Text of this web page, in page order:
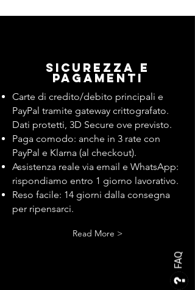
FAQ
Sicurezza e
pagamenti
Carte di credito/debito principali e
PayPal tramite gateway crittografato.
Dati protetti, 3D Secure ove previsto.
Paga comodo: anche in 3 rate con
PayPal e Klarna (al checkout).
Assistenza reale via email e WhatsApp:
rispondiamo entro 1 giorno lavorativo.
Reso facile: 14 giorni dalla consegna
per ripensarci.
Read More >